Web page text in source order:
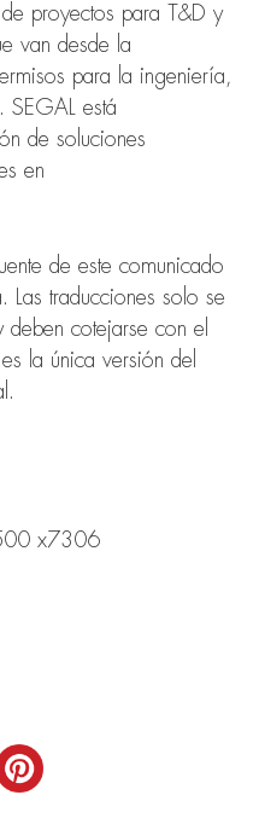
proyectos para T&D y
van desde la
para la ingeniería,
SEGAL está
de soluciones
en
de este comunicado
Las traducciones solo se
deben cotejarse con el
la única versión del
x7306